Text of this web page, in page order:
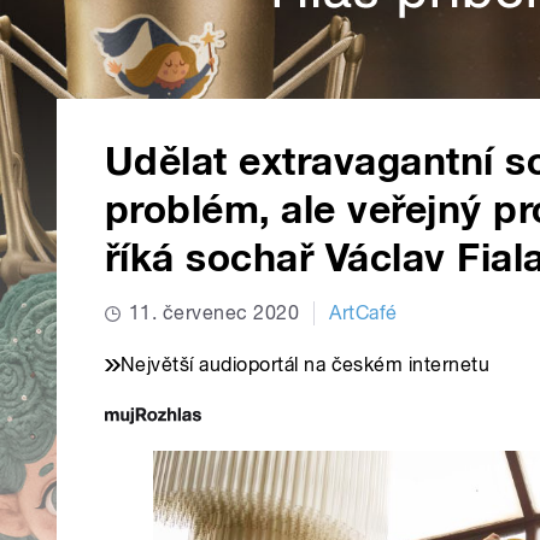
Udělat extravagantní
problém, ale veřejný
říká sochař Václav
11. červenec 2020 ArtCafé
Největší audioportál na českém internetu